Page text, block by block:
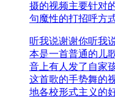
摄的视频主要针对
句魔性的打招呼方
听我说谢谢你听我
本是一首普通的儿
音上有人发了自家
这首歌的手势舞的
地各校形式主义的